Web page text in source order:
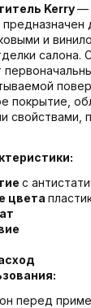
Kerry—
и
салона.
покрытие,
свойствами,
с
цвета
перед